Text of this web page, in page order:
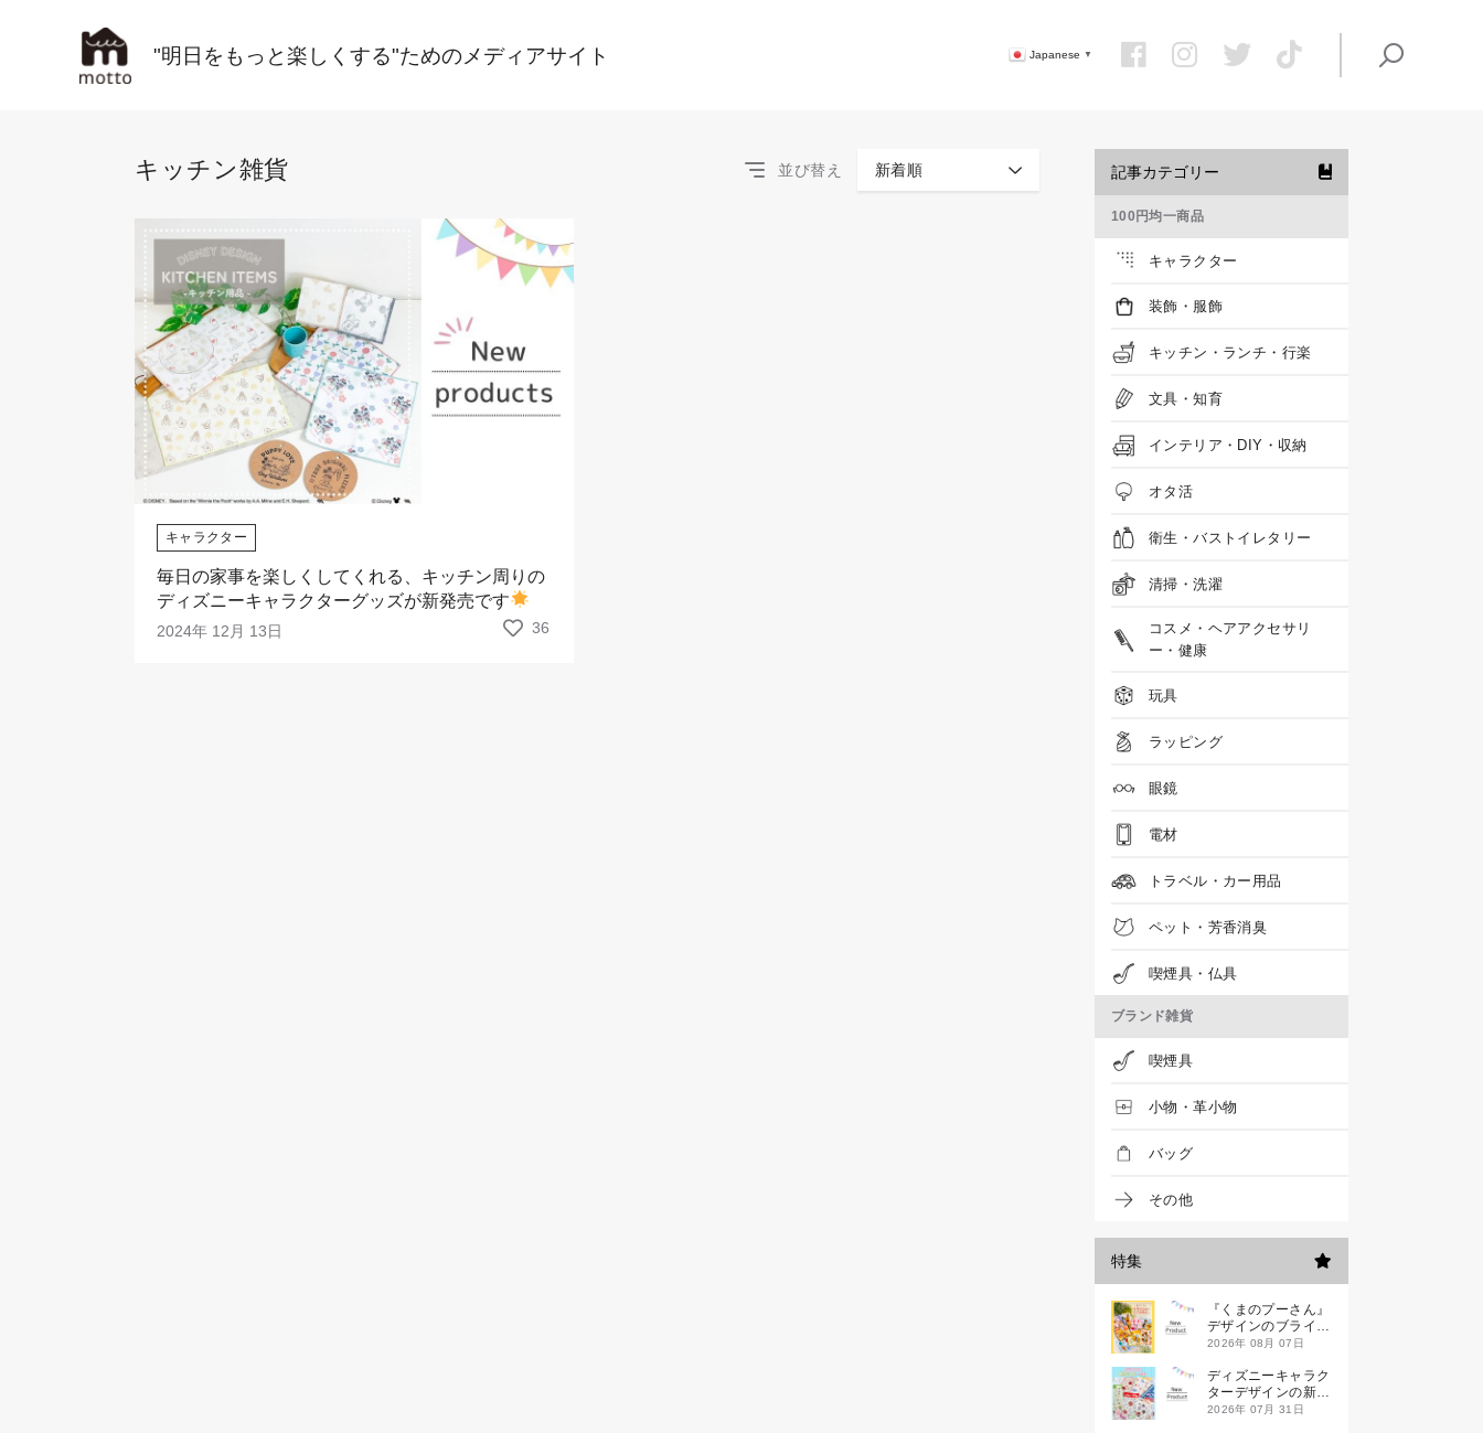
"明日をもっと楽しくする"ためのメディアサイト Japanese ▼
キッチン雑貨 並び替え 新着順
キャラクター
毎日の家事を楽しくしてくれる、キッチン周りの
ディズニーキャラクターグッズが新発売です
2024年 12月 13日 36
記事カテゴリー
100円均一商品
キャラクター
装飾・服飾
キッチン・ランチ・行楽
文具・知育
インテリア・DIY・収納
オタ活
衛生・バストイレタリー
清掃・洗濯
コスメ・ヘアアクセサリ
ー・健康
玩具
ラッピング
眼鏡
電材
トラベル・カー用品
ペット・芳香消臭
喫煙具・仏具
ブランド雑貨
喫煙具
小物・革小物
バッグ
その他
特集
『くまのプーさん』
デザインのブライン
ドミニハンドタオル
2026年 08月 07日
ディズニーキャラク
ターデザインの新作
シールが一挙発売
2026年 07月 31日